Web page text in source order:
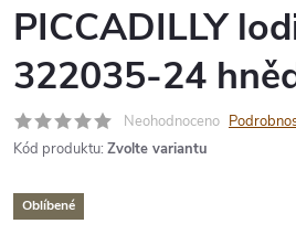
PICCADILLY
322035-24
Neohodnoceno
Kód produktu: Zvolte variantu
Oblíbené